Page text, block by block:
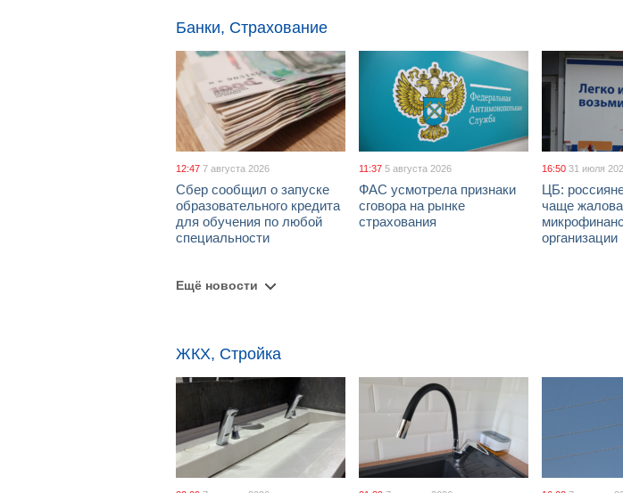
Банки, Страхование
12:47 7 августа 2026
Сбер сообщил о запуске
образовательного кредита
для обучения по любой
специальности
11:37 5 августа 2026
ФАС усмотрела признаки
сговора на рынке
страхования
16:50 31 июля
ЦБ:
чаще
организации
Ещё новости
ЖКХ, Стройка